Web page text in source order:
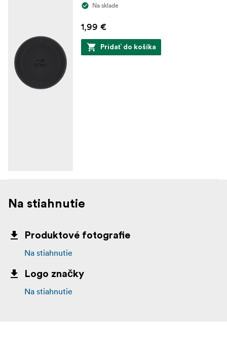
Na sklade
1,99 €
Pridať do košíka
Na stiahnutie
Produktové fotografie
Na stiahnutie
Logo značky
Na stiahnutie